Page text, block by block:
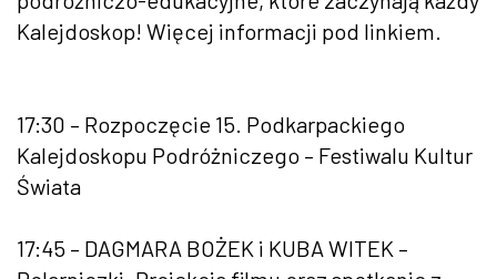
Kalejdoskop! Więcej informacji pod linkiem.
17:30 – Rozpoczęcie 15. Podkarpackiego
Kalejdoskopu Podróżniczego – Festiwalu Kultur
Świata
17:45 – DAGMARA BOŻEK i KUBA WITEK –